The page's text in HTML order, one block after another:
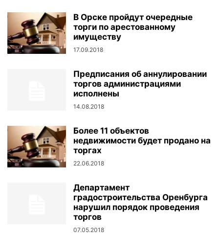
В Орске пройдут очередные
торги по арестованному
имуществу
17.09.2018
Предписания об аннулировании
торгов администрациями
исполнены
14.08.2018
Более 11 объектов
недвижимости будет продано на
торгах
22.06.2018
Департамент
градостроительства Оренбурга
нарушил порядок проведения
торгов
07.05.2018